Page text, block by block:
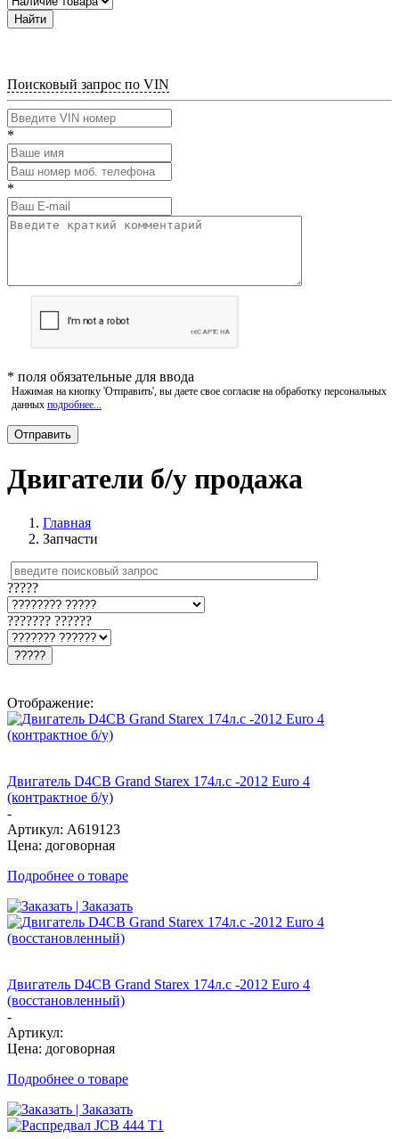
Найти
Поисковый запрос по VIN
*
*
* поля обязательные для ввода
Нажимая на кнопку 'Отправить', вы даете свое согласие на обработку персональных
данных подробнее...
Двигатели б/у продажа
Главная
Запчасти
?????
??????? ??????
?????
Отображение:
Двигатель D4CB Grand Starex 174л.с -2012 Euro 4
(контрактное б/у)
-
Артикул: A619123
Цена: договорная
Подробнее о товаре
| Заказать
Двигатель D4CB Grand Starex 174л.с -2012 Euro 4
(восстановленный)
-
Артикул:
Цена: договорная
Подробнее о товаре
| Заказать